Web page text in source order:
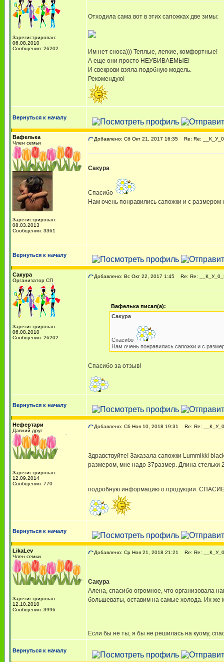
Зарегистрирован:
06.08.2010
Сообщения: 26202
Отходила сама вот в этих сапожках две зимы:
Им нет сноса))) Теплые, легкие, комфортные!
А еще они просто НЕУБИВАЕМЫЕ!
И свекрови взяла подобную модель.
Рекомендую!
Вернуться к началу
Вафелька
Член семьи
Зарегистрирован:
08.03.2013
Сообщения: 3361
Добавлено: Сб Окт 21, 2017 16:35 Re: Re:
Сакура
Спасибо
Нам очень понравились сапожки и с размером
Вернуться к началу
Сакура
Организатор СП
Зарегистрирован:
06.08.2010
Сообщения: 26202
Добавлено: Вс Окт 22, 2017 1:45 Re: Re:
Вафелька писал(а):
Сакура
Спасибо
Нам очень понравились сапожки и с
Спасибо за отзыв!
Вернуться к началу
Нефертари
Давний друг
Зарегистрирован:
12.09.2014
Сообщения: 770
Добавлено: Сб Ноя 10, 2018 19:31 Re: Re:
Здравствуйте! Заказала сапожки Lummikki
размером, мне надо 37размер. Длина стельки
подробную информацию о продукции.
Вернуться к началу
LikaLev
Член семьи
Зарегистрирован:
12.10.2010
Сообщения: 3996
Добавлено: Ср Ноя 21, 2018 21:21 Re: Re:
Сакура
Алена, спасибо огромное, что организовала
большеваты, оставим на самые холода. Их же
Если бы не ты, я бы не решилась на куому,
Вернуться к началу